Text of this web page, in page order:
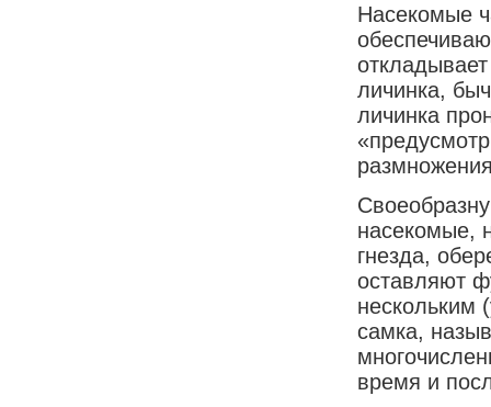
Насекомые
личинка,
личинка
насекомые,
гнезда,
оставляют
нескольким
самка,
время и